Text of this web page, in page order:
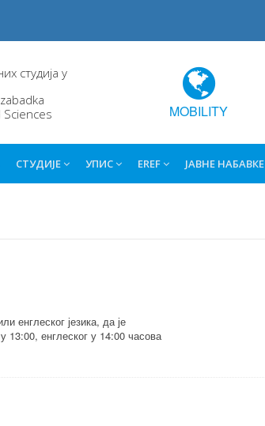
студија у
Sciences
MOBILITY
СТУДИЈЕ УПИС EREF ЈАВНЕ НАБАВКЕ
енглеског језика, да је
13:00, енглеског у 14:00 часова